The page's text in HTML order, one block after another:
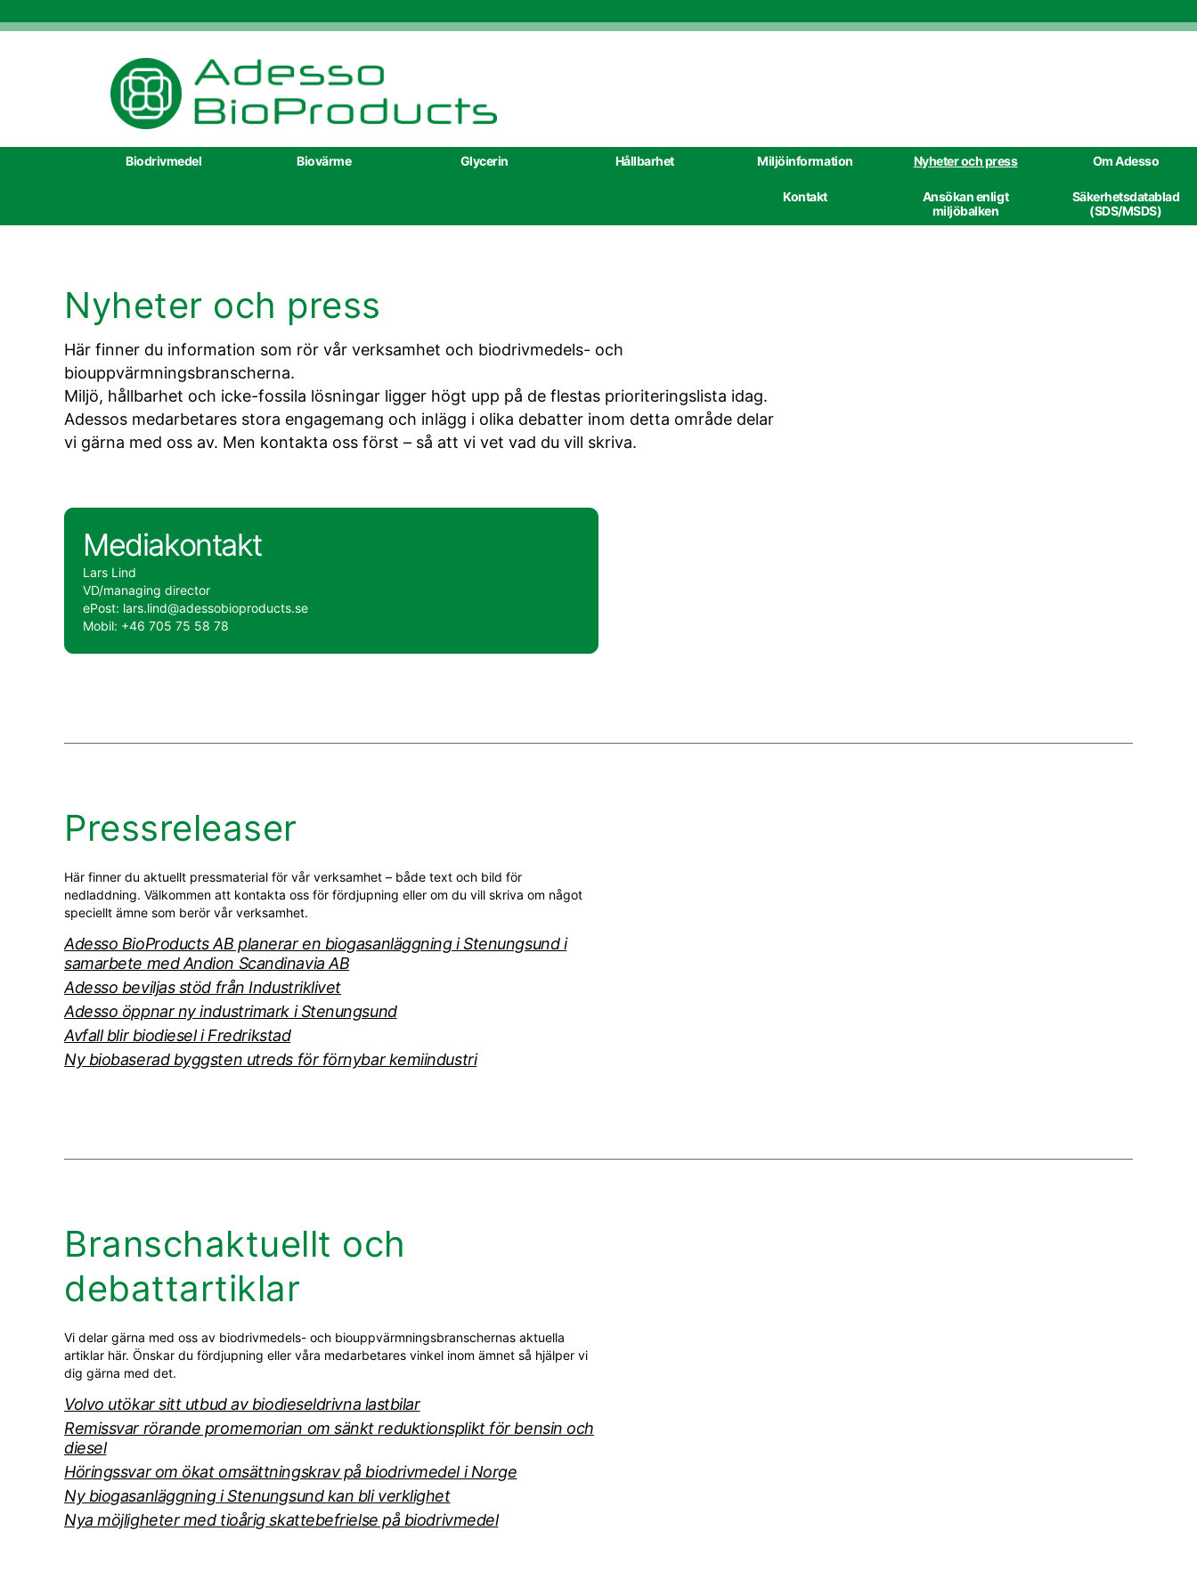
Biodrivmedel Biovärme Glycerin Hållbarhet Miljöinformation Nyheter och press Om Adesso
Kontakt
Ansökan enligt
miljöbalken
Säkerhetsdatablad
(SDS/MSDS)
Nyheter och press
Här finner du information som rör vår verksamhet och biodrivmedels- och
biouppvärmningsbranscherna.
Miljö, hållbarhet och icke-fossila lösningar ligger högt upp på de flestas prioriteringslista idag.
Adessos medarbetares stora engagemang och inlägg i olika debatter inom detta område delar
vi gärna med oss av. Men kontakta oss först – så att vi vet vad du vill skriva.
Mediakontakt
Lars Lind
VD/managing director
ePost: lars.lind@adessobioproducts.se
Mobil: +46 705 75 58 78
Pressreleaser
Här finner du aktuellt pressmaterial för vår verksamhet – både text och bild för
nedladdning. Välkommen att kontakta oss för fördjupning eller om du vill skriva om något
speciellt ämne som berör vår verksamhet.
Adesso BioProducts AB planerar en biogasanläggning i Stenungsund i
samarbete med Andion Scandinavia AB
Adesso beviljas stöd från Industriklivet
Adesso öppnar ny industrimark i Stenungsund
Avfall blir biodiesel i Fredrikstad
Ny biobaserad byggsten utreds för förnybar kemiindustri
Branschaktuellt och
debattartiklar
Vi delar gärna med oss av biodrivmedels- och biouppvärmningsbranschernas aktuella
artiklar här. Önskar du fördjupning eller våra medarbetares vinkel inom ämnet så hjälper vi
dig gärna med det.
Volvo utökar sitt utbud av biodieseldrivna lastbilar
Remissvar rörande promemorian om sänkt reduktionsplikt för bensin och
diesel
Höringssvar om ökat omsättningskrav på biodrivmedel i Norge
Ny biogasanläggning i Stenungsund kan bli verklighet
Nya möjligheter med tioårig skattebefrielse på biodrivmedel